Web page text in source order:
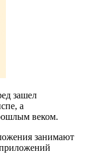
зашел
а
веком.
занимают